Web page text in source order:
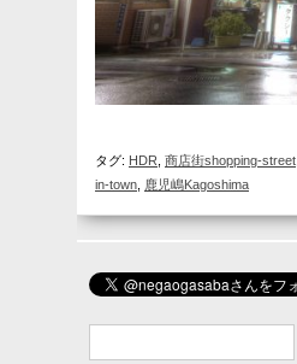
タグ: HDR 商店街shopping-street
in-town 鹿児嶋Kagoshima
検